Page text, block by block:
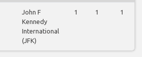
John F
Kennedy
International
(JFK)
1 1 1